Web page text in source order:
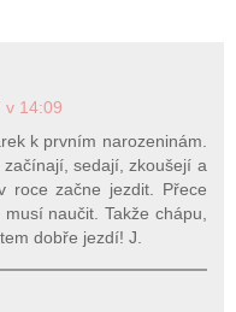
v 14:09
k prvním narozeninám.
sedají, zkoušejí a
roce začne jezdit. Přece
naučit. Takže chápu,
dobře jezdí! J.